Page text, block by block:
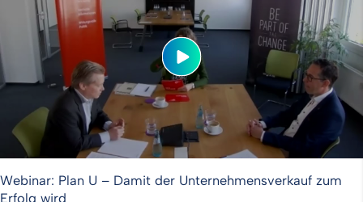
Webinar: Plan U – Damit der Unternehmensverkauf zum
Erfolg wird